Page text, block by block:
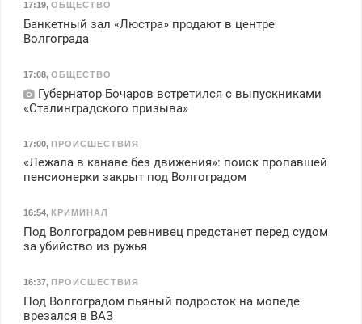
17:19, ОБЩЕСТВО
Банкетный зал «Люстра» продают в центре
Волгограда
17:08, ОБЩЕСТВО
Губернатор Бочаров встретился с выпускниками
«Сталинградского призыва»
17:00, ПРОИСШЕСТВИЯ
«Лежала в канаве без движения»: поиск пропавшей
пенсионерки закрыт под Волгоградом
16:54, КРИМИНАЛ
Под Волгоградом ревнивец предстанет перед судом
за убийство из ружья
16:37, ПРОИСШЕСТВИЯ
Под Волгоградом пьяный подросток на мопеде
врезался в ВАЗ